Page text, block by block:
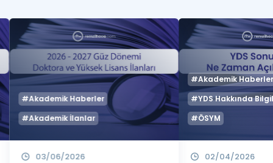
#Akademik Haberler
#Akademik İlanlar
03/06/2026
#Akademik
#YDS Hakkında
#ÖSYM
02/04/2026